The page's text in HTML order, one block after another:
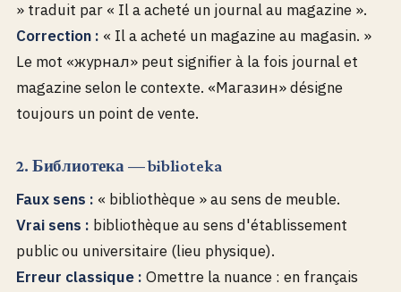
» traduit par « Il a acheté un journal au magazine ».
Correction : « Il a acheté un magazine au magasin. »
Le mot «журнал» peut signifier à la fois journal et
magazine selon le contexte. «Магазин» désigne
toujours un point de vente.
2. Библиотека — biblioteka
Faux sens : « bibliothèque » au sens de meuble.
Vrai sens : bibliothèque au sens d'établissement
public ou universitaire (lieu physique).
Erreur classique : Omettre la nuance : en français